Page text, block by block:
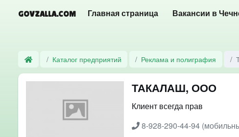
GOVZALLA.COM Главная страница Вакансии в
Каталог предприятий Реклама и полиграфия
ТАКАЛАШ, ООО
Клиент всегда прав
8-928-290-44-94